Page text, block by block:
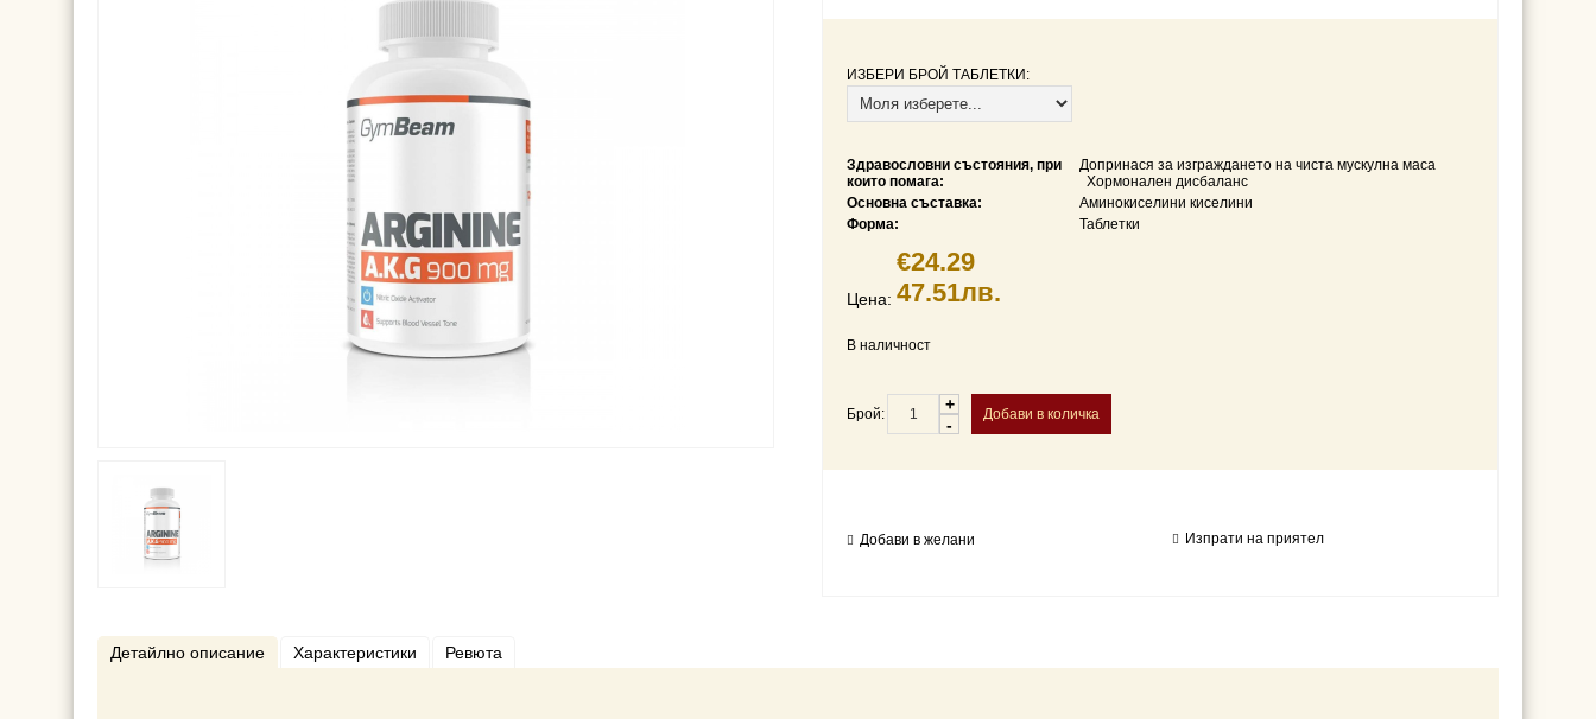
ИЗБЕРИ БРОЙ ТАБЛЕТКИ:
Здравословни състояния, при
които помага:
Допринася за изграждането на чиста мускулна маса
Хормонален дисбаланс
Основна съставка:
Аминокиселини киселини
Форма:
Таблетки
Цена:
€24.29
47.51лв.
В наличност
Брой:
+
-
Добави в желани Изпрати на приятел
Детайлно описание Характеристики Ревюта